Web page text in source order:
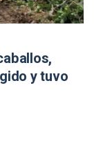
y tuvo